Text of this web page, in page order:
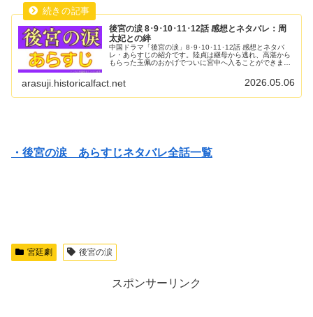
後宮の涙 8･9･10･11･12話 感想とネタバレ：周
太妃との絆
中国ドラマ「後宮の涙」8･9･10･11･12話 感想とネタバ
レ・あらすじの紹介です。陸貞は継母から逃れ、高湛から
もらった玉佩のおかげでついに宮中へ入ることができまし
arasuji.historicalfact.net 2026.05.06
・後宮の涙 あらすじネタバレ全話一覧
宮廷劇 後宮の涙
スポンサーリンク